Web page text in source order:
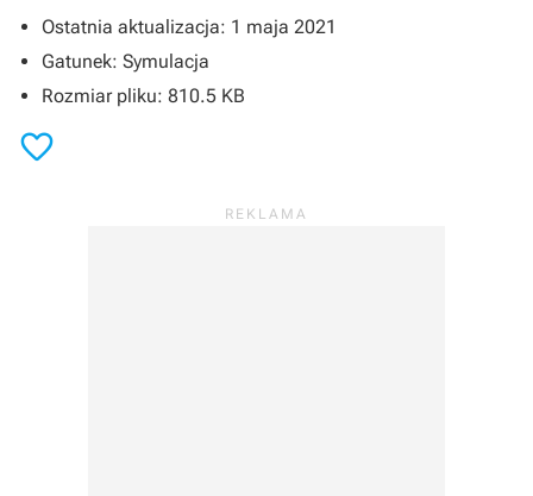
Ostatnia aktualizacja: 1 maja 2021
Gatunek: Symulacja
Rozmiar pliku: 810.5 KB
